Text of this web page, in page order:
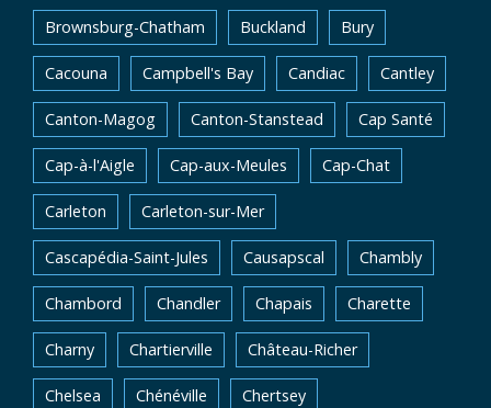
Brownsburg-Chatham Buckland Bury
Cacouna Campbell's Bay Candiac Cantley
Canton-Magog Canton-Stanstead Cap Santé
Cap-à-l'Aigle Cap-aux-Meules Cap-Chat
Carleton Carleton-sur-Mer
Cascapédia-Saint-Jules Causapscal Chambly
Chambord Chandler Chapais Charette
Charny Chartierville Château-Richer
Chelsea Chénéville Chertsey